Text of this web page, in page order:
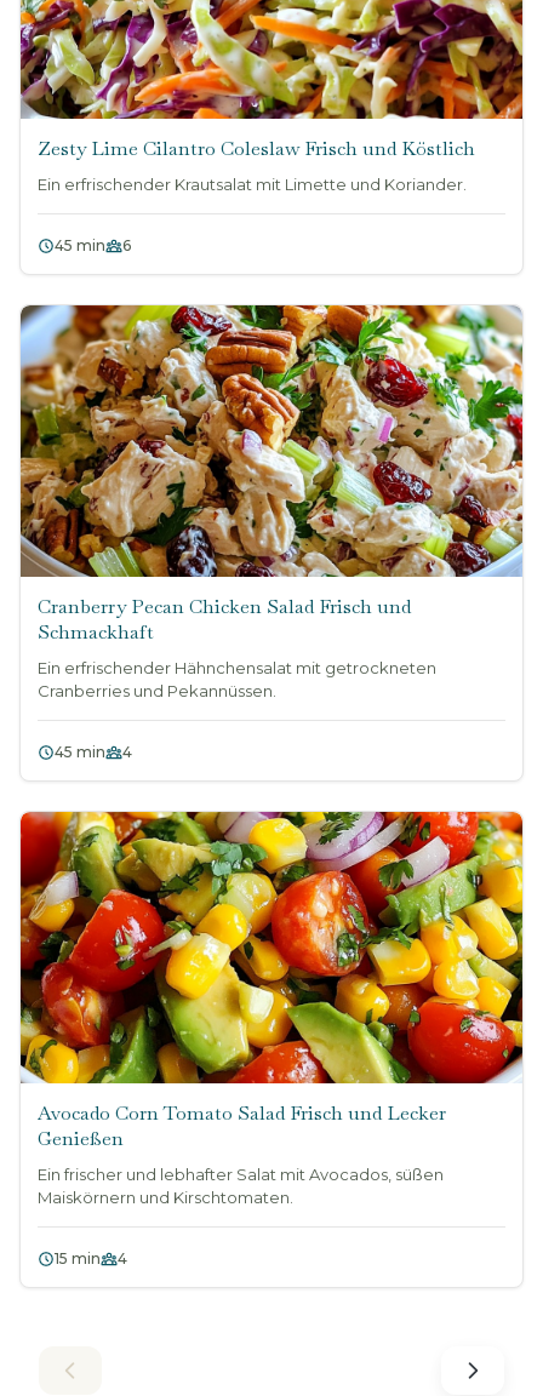
Zesty Lime Cilantro Coleslaw Frisch und Köstlich
Ein erfrischender Krautsalat mit Limette und Koriander.
45 min 6
Cranberry Pecan Chicken Salad Frisch und
Schmackhaft
Ein erfrischender Hähnchensalat mit getrockneten
Cranberries und Pekannüssen.
45 min 4
Avocado Corn Tomato Salad Frisch und Lecker
Genießen
Ein frischer und lebhafter Salat mit Avocados, süßen
Maiskörnern und Kirschtomaten.
15 min 4